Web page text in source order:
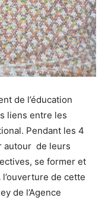
de l’éducation
liens entre les
Pendant les 4
autour de leurs
se former et
de cette
de l’Agence